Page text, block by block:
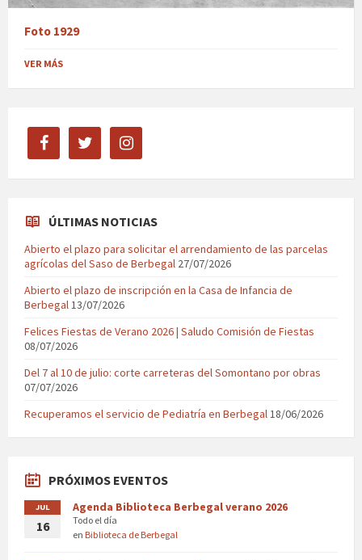
Foto 1929
VER MÁS
facebook twitter instagram
ÚLTIMAS NOTICIAS
Abierto el plazo para solicitar el arrendamiento de las parcelas
agrícolas del Saso de Berbegal 27/07/2026
Abierto el plazo de inscripción en la Casa de Infancia de
Berbegal 13/07/2026
Felices Fiestas de Verano 2026 | Saludo Comisión de Fiestas
08/07/2026
Del 7 al 10 de julio: corte carreteras del Somontano por obras
07/07/2026
Recuperamos el servicio de Pediatría en Berbegal 18/06/2026
PRÓXIMOS EVENTOS
JUL
16
Agenda Biblioteca Berbegal verano 2026
Todo el día
en Biblioteca de Berbegal